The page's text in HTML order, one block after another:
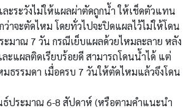
ะระวังไม่ให้แผลผ่าตัดถูกน้ำ ให้เช็ดตัวแทน
ว่าจะตัดไหม โดยทั่วไปจะปิดแผลไว้ไม่ให้โดน
ะมาณ 7 วัน กรณีเย็บแผลด้วยไหมละลาย หลัง
ะแผลติดเรียบร้อยดี สามารถโดนน้ำได้ แต่
มธรรมดา เมื่อครบ 7 วันให้ตัดไหมแล้วจึงโดน
ประมาณ 6-8 สัปดาห์ (หรือตามคำแนะนำ